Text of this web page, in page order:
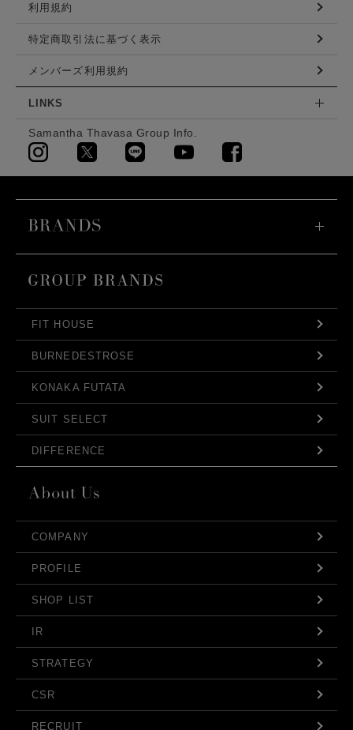
利用規約
特定商取引法に基づく表示
メンバーズ利用規約
LINKS
Samantha Thavasa Group Info.
FIT HOUSE
BURNEDESTROSE
KONAKA FUTATA
SUIT SELECT
DIFFERENCE
COMPANY
PROFILE
SHOP LIST
IR
STRATEGY
CSR
RECRUIT